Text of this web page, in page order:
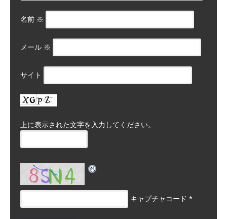
名前 ※
メール ※
サイト
上に表示された文字を入力してください。
キャプチャコード *